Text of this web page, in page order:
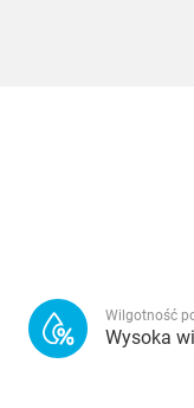
Wilgotność
Wysoka